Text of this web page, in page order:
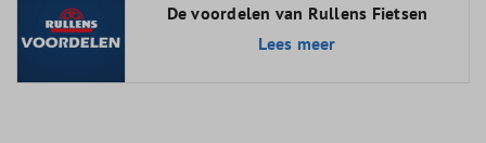
De voordelen van Rullens Fietsen
Lees meer